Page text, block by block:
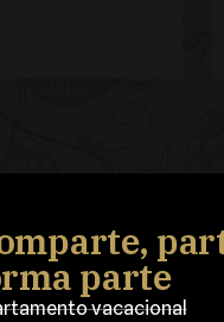
parte
vacacional